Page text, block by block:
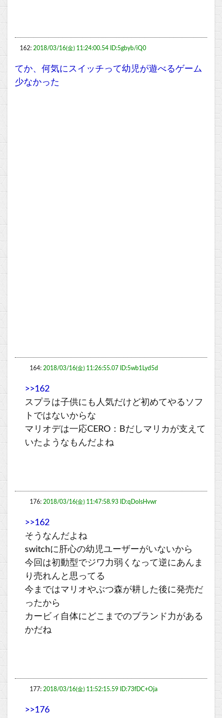
162: 2018/03/16(金) 11:24:00.54 ID:5gbyb/iQ0
てか、何気にスイッチって幼児が遊べるゲーム
少なかった
164: 2018/03/16(金) 11:26:55.07 ID:5wb1Lyd5d
>>162
スプラは子供にも人気だけど初めてやるソフ
トではないからな
マリオデは一応CERO：Bだしマリカが支えて
いたようなもんだよね
176: 2018/03/16(金) 11:47:58.93 ID:qDolsHvwr
>>162
そうなんだよね
switchに肝心の幼児ユーザーがいないから
今回は初動型でジワ力弱くなって逆にあんま
り売れんと思ってる
今まではマリオやぶつ森が耕した後に発売だ
ったから
カービィ自体にどこまでのブランド力がある
かだね
177: 2018/03/16(金) 11:52:15.59 ID:73fDC+Oja
>>176